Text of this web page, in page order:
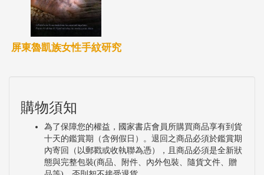
屏東魯凱族女性手紋研究
購物須知
為了保障您的權益，國家書店會員所購買商品享有到貨
十天的鑑賞期（含例假日）。退回之商品必須於鑑賞期
內寄回（以郵戳或收執聯為憑），且商品必須是全新狀
態與完整包裝(商品、附件、內外包裝、隨貨文件、贈